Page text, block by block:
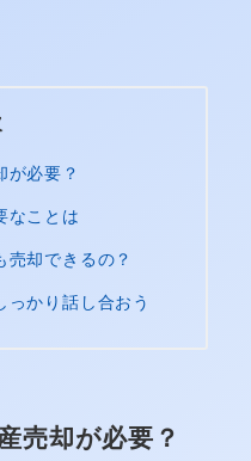
が必要？
なことは
却できるの？
かり話し合おう
売却が必要？